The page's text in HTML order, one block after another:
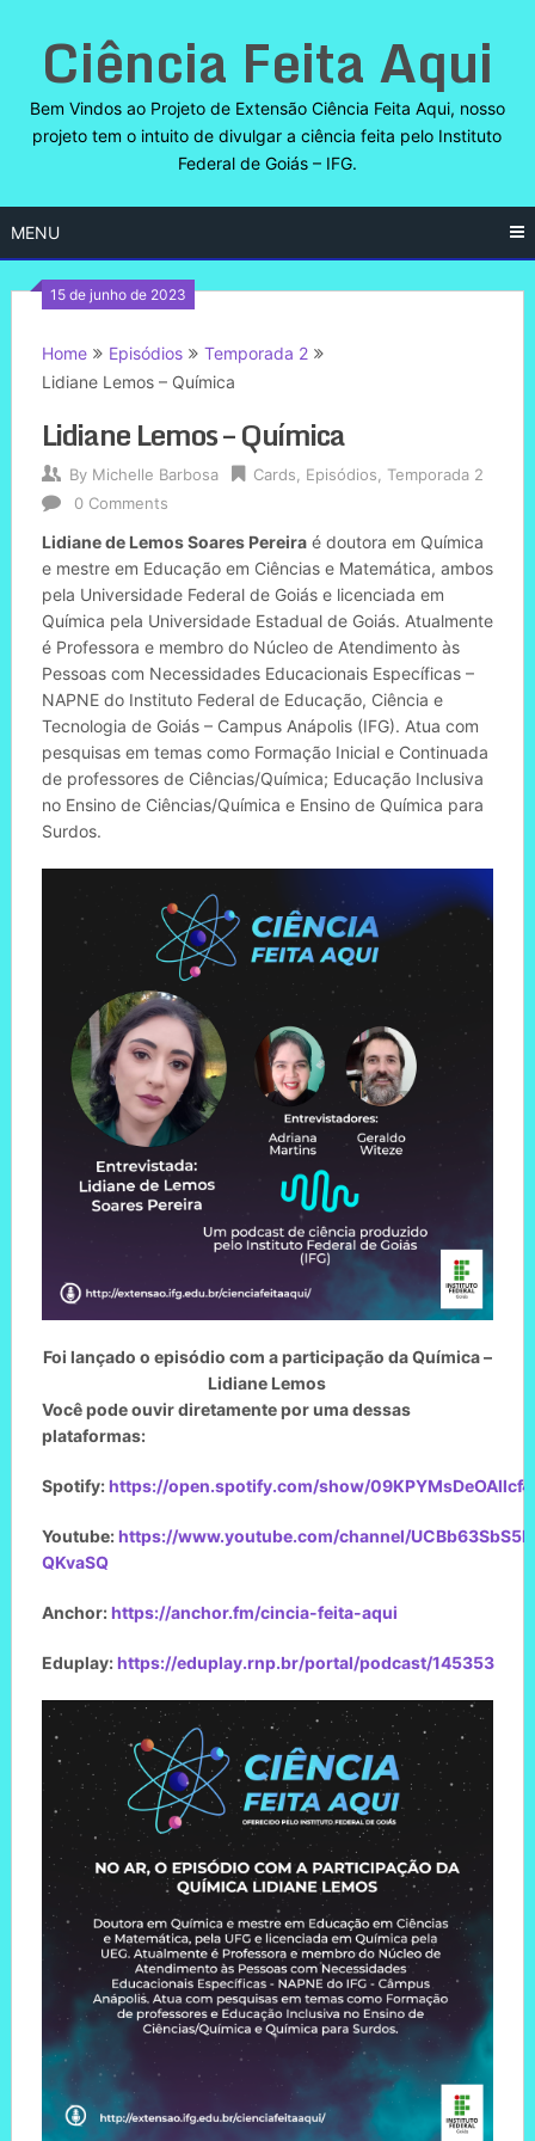
Ciência Feita Aqui
Bem Vindos ao Projeto de Extensão Ciência Feita Aqui, nosso
projeto tem o intuito de divulgar a ciência feita pelo Instituto
Federal de Goiás – IFG.
MENU
15 de junho de 2023
Home Episódios
Temporada 2
Lidiane Lemos – Química
Lidiane Lemos – Química
By Michelle Barbosa Cards Episódios
Temporada 2
0 Comments
Lidiane de Lemos Soares Pereiraé doutora em Química
e mestre em Educação em Ciências e Matemática, ambos
pela Universidade Federal de Goiás e licenciada em
Química pela Universidade Estadual de Goiás. Atualmente
é Professora e membro do Núcleo de Atendimento às
Pessoas com Necessidades Educacionais Específicas –
NAPNE do Instituto Federal de Educação, Ciência e
Tecnologia de Goiás – Campus Anápolis (IFG). Atua com
pesquisas em temas como Formação Inicial e Continuada
de professores de Ciências/Química; Educação Inclusiva
no Ensino de Ciências/Química e Ensino de Química para
Surdos.
Foi lançado o episódio com a participação da Química –
Lidiane Lemos
Você pode ouvir diretamente por uma dessas
plataformas:
Spotify:https://open.spotify.com/show/
Youtube:https://www.youtube.com/channel/
QKvaSQ
Anchor:https://anchor.fm/cincia-feita-aqui
Eduplay:https://eduplay.rnp.br/portal/podcast/145353